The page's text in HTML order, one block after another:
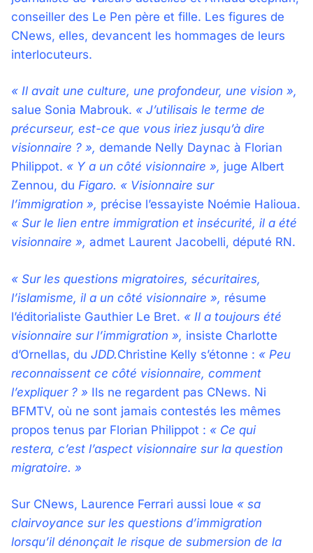
conseiller des Le Pen père et fille. Les figures de
CNews, elles, devancent les hommages de leurs
interlocuteurs.
« Il avait une culture, une profondeur, une vision »,
salue Sonia Mabrouk. « J’utilisais le terme de
précurseur, est-ce que vous iriez jusqu’à dire
visionnaire ? », demande Nelly Daynac à Florian
Philippot. « Y a un côté visionnaire », juge Albert
Zennou, du Figaro. « Visionnaire sur
l’immigration », précise l’essayiste Noémie Halioua.
« Sur le lien entre immigration et insécurité, il a été
visionnaire », admet Laurent Jacobelli, député RN.
« Sur les questions migratoires, sécuritaires,
l’islamisme, il a un côté visionnaire », résume
l’éditorialiste Gauthier Le Bret. « Il a toujours été
visionnaire sur l’immigration », insiste Charlotte
d’Ornellas, du JDD.Christine Kelly s’étonne : « Peu
reconnaissent ce côté visionnaire, comment
l’expliquer ? » Ils ne regardent pas CNews. Ni
BFMTV, où ne sont jamais contestés les mêmes
propos tenus par Florian Philippot : « Ce qui
restera, c’est l’aspect visionnaire sur la question
migratoire. »
Sur CNews, Laurence Ferrari aussi loue « sa
clairvoyance sur les questions d’immigration
lorsqu’il dénonçait le risque de submersion de la